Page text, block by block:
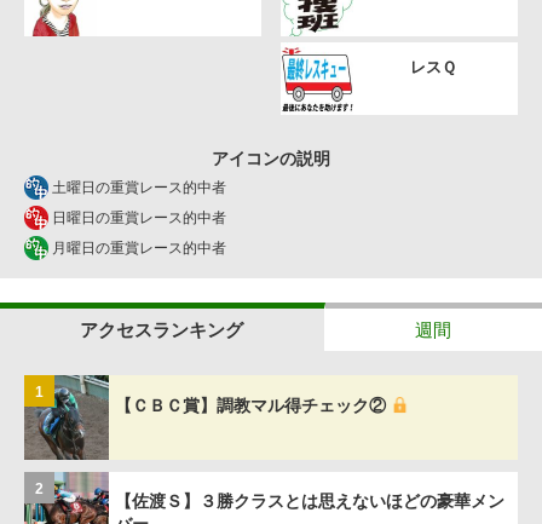
レスＱ
アイコンの説明
土曜日の重賞レース的中者
日曜日の重賞レース的中者
月曜日の重賞レース的中者
アクセスランキング 週間
1
【ＣＢＣ賞】調教マル得チェック②
2
【佐渡Ｓ】３勝クラスとは思えないほどの豪華メン